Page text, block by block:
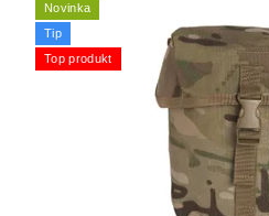
Novinka
Tip
Top produkt